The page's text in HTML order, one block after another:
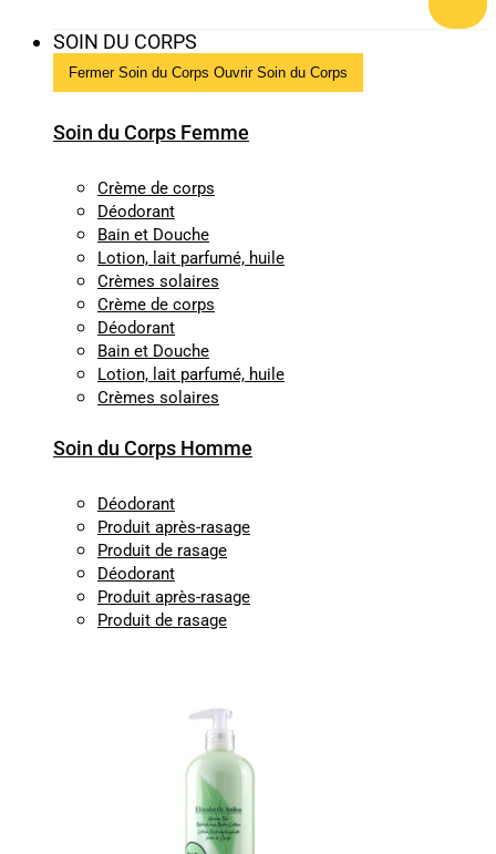
SOIN DU CORPS
Fermer Soin du Corps Ouvrir Soin du Corps
Soin du Corps Femme
Crème de corps
Déodorant
Bain et Douche
Lotion, lait parfumé, huile
Crèmes solaires
Crème de corps
Déodorant
Bain et Douche
Lotion, lait parfumé, huile
Crèmes solaires
Soin du Corps Homme
Déodorant
Produit après-rasage
Produit de rasage
Déodorant
Produit après-rasage
Produit de rasage